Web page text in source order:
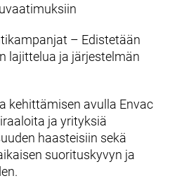
– Edistetään
lajittelua ja järjestelmän
kehittämisen avulla Envac
ja yrityksiä
haasteisiin sekä
suorituskyvyn ja